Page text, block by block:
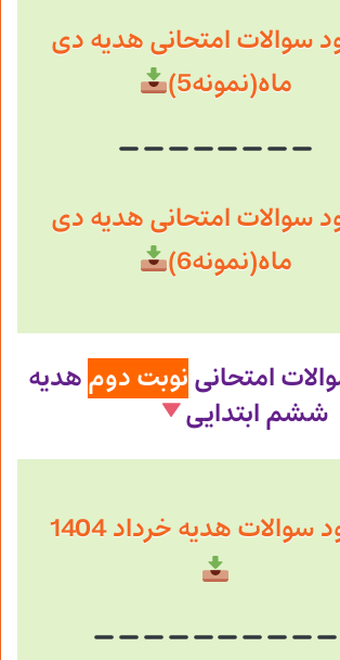
سوالات امتحانی هدیه دی
ماه(نمونه5)
سوالات امتحانی هدیه دی
ماه(نمونه6)
امتحانینوبت دومهدیه
ششم ابتدایی
سوالات هدیه خرداد 1404